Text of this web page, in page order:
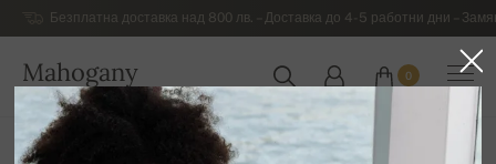
Безплатна доставка над 800 лв. – Доставка до 4-5 работни дни –
Mahogany
БЪЛГАРИЯ
0
Начална страница Разпродажба МЪЖКИ ДРЕХИ